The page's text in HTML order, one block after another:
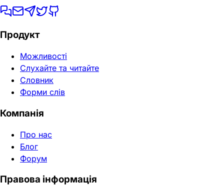
Продукт
Можливості
Слухайте та читайте
Словник
Форми слів
Компанія
Про нас
Блог
Форум
Правова інформація